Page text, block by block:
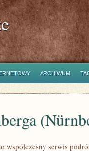
ARCHIWUM
współczesny serwis